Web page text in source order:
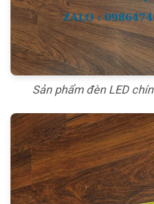
Sản phẩm đèn LED